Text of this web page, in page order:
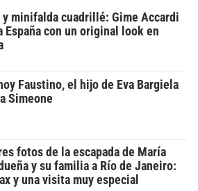
y minifalda cuadrillé: Gime Accardi
España con un original look en
Faustino, el hijo de Eva Bargiela
Simeone
fotos de la escapada de María
y su familia a Río de Janeiro:
y una visita muy especial